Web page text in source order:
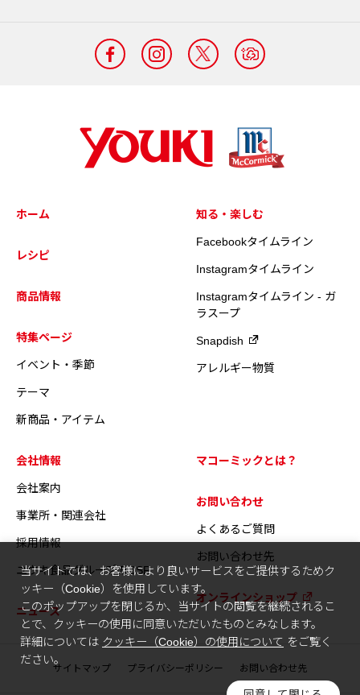
ホーム
レシピ
商品情報
特集ページ
イベント・季節
テーマ
新商品・アイテム
知る・楽しむ
Facebookタイムライン
Instagramタイムライン
Instagramタイムライン - ガ
ラスープ
Snapdish
アレルギー物質
会社情報
会社案内
事業所・関連会社
採用情報
ユウキ食品グループのCSR
ニュース
マコーミックとは？
お問い合わせ
よくあるご質問
お問い合わせ先
オンラインショップ
サイトマップ プライバシーポリシー お問い合わせ先
当サイトでは、お客様により良いサービスをご提供するためク
ッキー（Cookie）を使用しています。
このポップアップを閉じるか、当サイトの閲覧を継続されるこ
とで、クッキーの使用に同意いただいたものとみなします。
詳細については クッキー（Cookie）の使用について をご覧く
ださい。